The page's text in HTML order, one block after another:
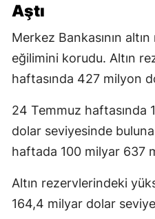
Aştı
Merkez Bankasının
eğilimini korudu. Altın
haftasında 427 milyon
24 Temmuz haftasında
dolar seviyesinde
haftada 100 milyar 637
Altın rezervlerindeki
164,4 milyar dolar